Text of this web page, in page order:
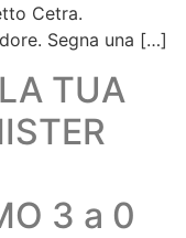
Cetra.
Segna una […]
TUA
3 a 0